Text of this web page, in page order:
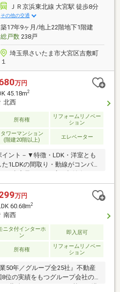
ださい。※本特典は、予告なく
合がございます。・クロス・
・建具交換・キッチン交換・ユ
レ交換・洗面台交換・給湯器交
ＪＲ京浜東北線 大宮駅 徒歩8分
その他の交通
築17年9ヶ月/地上22階地下1階建
総戸数238戸
埼玉県さいたま市大宮区吉敷町
１
万円
45.18m2
北西
所有権
リフォームリノベー
ション
タワーマンション
(階建20階以上)
エレベーター
イント－▼特徴・LDK・洋室とも
1LDKの間取り・動線がコンパク
フロアにゴミステーション設
(細則有)▼2026年8月室内リフォー
チン【その他】フローリング上張
替、ハウスクリーニング▼周辺環
7分(約550m)・セブンイレブンさ
歩4分(約270m)■ ご希望の住まい
す ━━━━━・・・物件の詳細・
問い合わせください。
万円
60.68m2
南西
ニタ付インターホ
ン
即入居可
所有権
リフォームリノベー
ション
50年／グループ全25社』不動産
位の実績をもつグループ会社の